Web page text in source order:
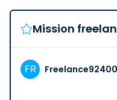
Mission
Freelance92400